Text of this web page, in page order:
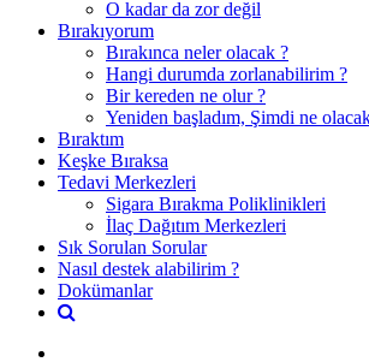
O kadar da zor değil
Bırakıyorum
Bırakınca neler olacak ?
Hangi durumda zorlanabilirim ?
Bir kereden ne olur ?
Yeniden başladım, Şimdi ne
Bıraktım
Keşke Bıraksa
Tedavi Merkezleri
Sigara Bırakma Poliklinikleri
İlaç Dağıtım Merkezleri
Sık Sorulan Sorular
Nasıl destek alabilirim ?
Dokümanlar